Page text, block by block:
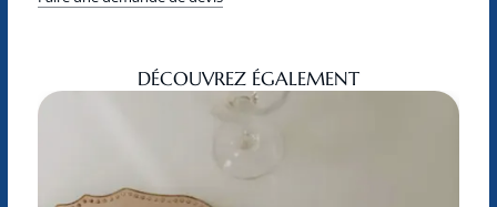
DÉCOUVREZ ÉGALEMENT